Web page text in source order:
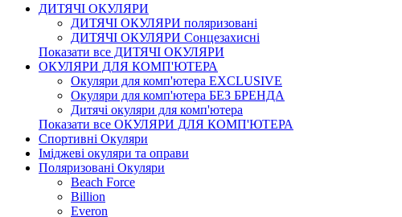
ДИТЯЧІ ОКУЛЯРИ
ДИТЯЧІ ОКУЛЯРИ поляризовані
ДИТЯЧІ ОКУЛЯРИ Сонцезахисні
Показати все ДИТЯЧІ ОКУЛЯРИ
ОКУЛЯРИ ДЛЯ КОМП'ЮТЕРА
Окуляри для комп'ютера EXCLUSIVE
Окуляри для комп'ютера БЕЗ БРЕНДА
Дитячі окуляри для комп'ютера
Показати все ОКУЛЯРИ ДЛЯ КОМП'ЮТЕРА
Спортивні Окуляри
Іміджеві окуляри та оправи
Поляризовані Окуляри
Beach Force
Billion
Everon